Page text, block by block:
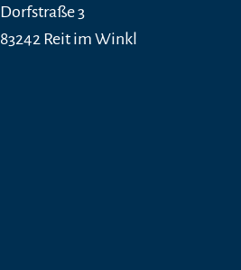
Dorfstraße 3
83242 Reit im Winkl